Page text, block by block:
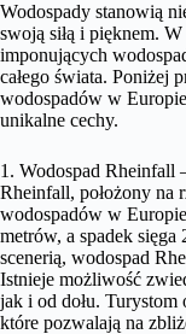
Wodospady stanowią
swoją siłą i pięknem.
imponujących
całego świata. Poniżej
wodospadów w
unikalne cechy.
1. Wodospad Rheinfall
Rheinfall, położony na
wodospadów w
metrów, a spadek
scenerią, wodospad
Istnieje możliwość
jak i od dołu. Turystom
które pozwalają na